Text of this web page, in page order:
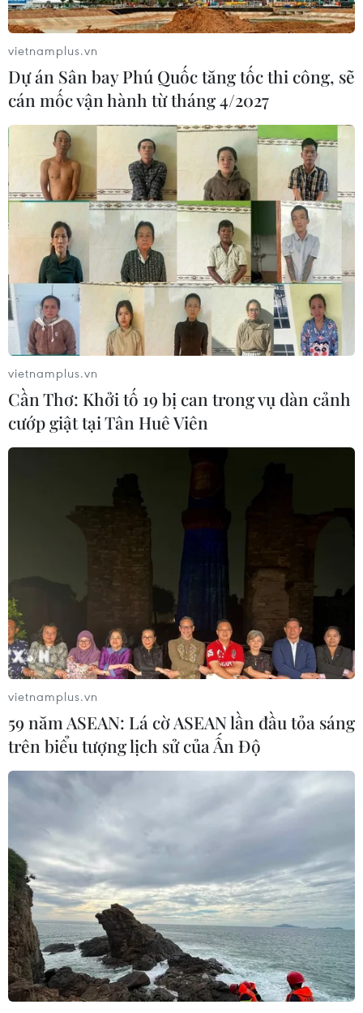
TIN CÙNG CHUYÊN MỤC
Chuyên gia Australia: Quan hệ Việt
Nam-Australia có độ tin cậy chính trị
Đưa quan hệ Việt Nam-Australia phát
triển sâu sắc, thực chất, hiệu quả
hơn
08/08/2026 05:13
59 năm ASEAN: Lá cờ ASEAN lần đầu
tỏa sáng trên biểu tượng lịch sử của
08/08/2026 04:29
Thương mại Việt Nam-Australia
hướng tới những động lực tăng
trưởng mới
08/08/2026 03:29
Trung Quốc: E-Town Bắc Kinh
hướng tới trở thành trung tâm AI
vietnamplus.vn
Dự án Sân bay Phú Quốc tăng tốc thi công, sẽ
cán mốc vận hành từ tháng 4/2027
vietnamplus.vn
Cần Thơ: Khởi tố 19 bị can trong vụ dàn cảnh
cướp giật tại Tân Huê Viên
vietnamplus.vn
59 năm ASEAN: Lá cờ ASEAN lần đầu tỏa sáng
trên biểu tượng lịch sử của Ấn Độ